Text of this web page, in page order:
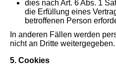
dies nach Art. 6 Abs. 1
die Erfüllung eines
betroffenen Person
In anderen Fällen werden
nicht an Dritte weitergegeben.
5. Cookies